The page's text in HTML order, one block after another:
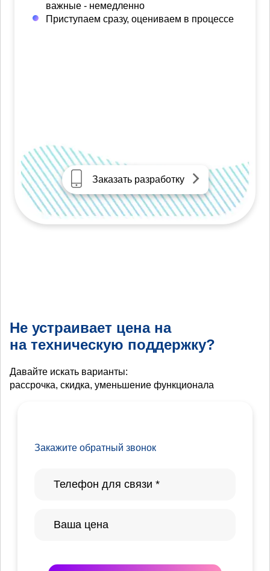
важные - немедленно
Приступаем сразу, оцениваем в процессе
Заказать разработку
Не устраивает цена на
на техническую поддержку?
Давайте искать варианты:
рассрочка, скидка, уменьшение функционала
Закажите обратный звонок